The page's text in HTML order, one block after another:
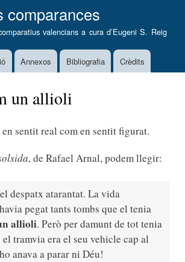
al
contingut
comparances
valencians a cura d’Eugeni S. Reig
Annexos Bibliografia Crèdits
un allioli
sentit real com en sentit figurat.
, de Rafael Arnal, podem llegir:
despatx atarantat. La vida
pegat tants tombs que el tenia
allioli. Però per damunt de tot tenia
tramvia era el seu vehicle cap al
anava a parar ni Déu!